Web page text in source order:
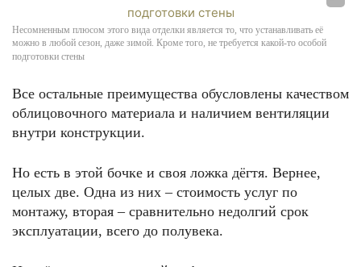
Несомненным плюсом этого вида отделки является то, что устанавливать её
можно в любой сезон, даже зимой. Кроме того, не требуется какой-то особой
подготовки стены
Все остальные преимущества обусловлены качеством
облицовочного материала и наличием вентиляции
внутри конструкции.
Но есть в этой бочке и своя ложка дёгтя. Вернее,
целых две. Одна из них – стоимость услуг по
монтажу, вторая – сравнительно недолгий срок
эксплуатации, всего до полувека.